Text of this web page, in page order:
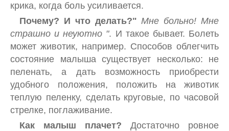
крика, когда боль усиливается.
Почему? И что делать?" Мне больно! Мне
страшно и неуютно ". И такое бывает. Болеть
может животик, например. Способов облегчить
состояние малыша существует несколько: не
пеленать, а дать возможность приобрести
удобного положения, положить на животик
теплую пеленку, сделать круговые, по часовой
стрелке, поглаживание.
Как малыш плачет? Достаточно ровное